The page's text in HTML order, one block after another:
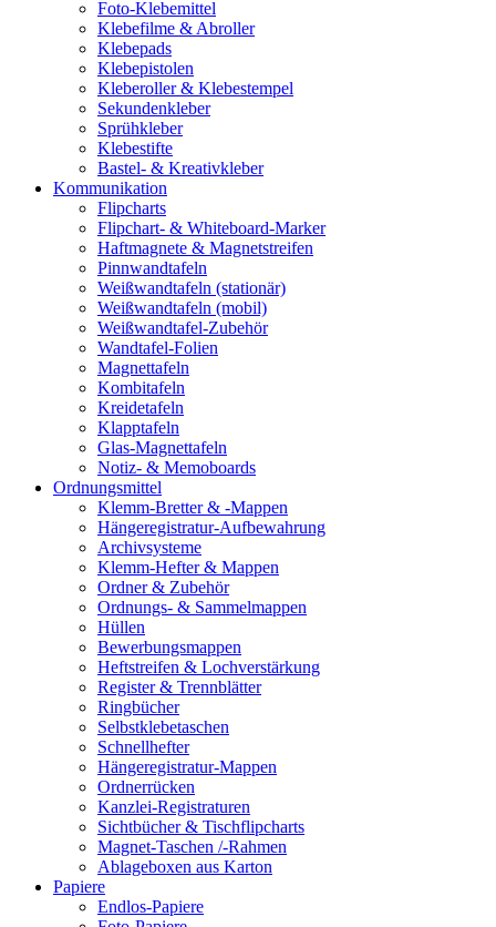
Foto-Klebemittel
Klebefilme & Abroller
Klebepads
Klebepistolen
Kleberoller & Klebestempel
Sekundenkleber
Sprühkleber
Klebestifte
Bastel- & Kreativkleber
Kommunikation
Flipcharts
Flipchart- & Whiteboard-Marker
Haftmagnete & Magnetstreifen
Pinnwandtafeln
Weißwandtafeln (stationär)
Weißwandtafeln (mobil)
Weißwandtafel-Zubehör
Wandtafel-Folien
Magnettafeln
Kombitafeln
Kreidetafeln
Klapptafeln
Glas-Magnettafeln
Notiz- & Memoboards
Ordnungsmittel
Klemm-Bretter & -Mappen
Hängeregistratur-Aufbewahrung
Archivsysteme
Klemm-Hefter & Mappen
Ordner & Zubehör
Ordnungs- & Sammelmappen
Hüllen
Bewerbungsmappen
Heftstreifen & Lochverstärkung
Register & Trennblätter
Ringbücher
Selbstklebetaschen
Schnellhefter
Hängeregistratur-Mappen
Ordnerrücken
Kanzlei-Registraturen
Sichtbücher & Tischflipcharts
Magnet-Taschen /-Rahmen
Ablageboxen aus Karton
Papiere
Endlos-Papiere